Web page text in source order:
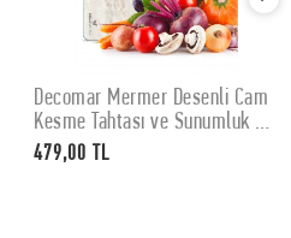
SEPETE EKLE
Decomar Mermer Desenli Cam
Kesme Tahtası ve Sunumluk 25
x 35 cm
479,00 TL